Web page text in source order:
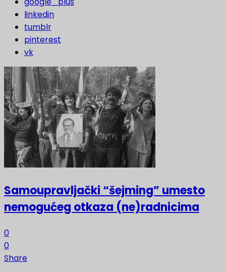
linkedin
tumblr
pinterest
vk
Samoupravljački “šejming” umesto
nemogućeg otkaza (ne)radnicima
0
0
Share